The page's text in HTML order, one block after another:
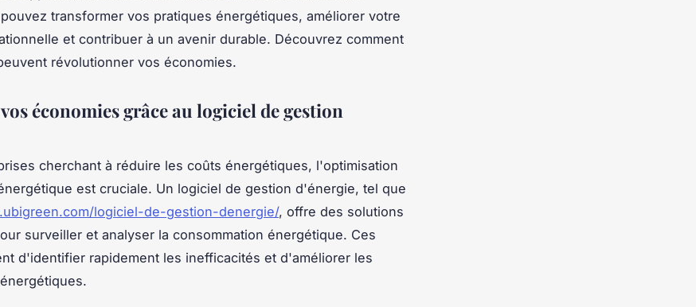
transformer vos pratiques énergétiques, améliorer votre
et contribuer à un avenir durable. Découvrez comment
révolutionner vos économies.
économies grâce au logiciel de gestion
cherchant à réduire les coûts énergétiques, l'optimisation
est cruciale. Un logiciel de gestion d'énergie, tel que
logiciel-de-gestion-denergie/, offre des solutions
surveiller et analyser la consommation énergétique. Ces
d'identifier rapidement les inefficacités et d'améliorer les